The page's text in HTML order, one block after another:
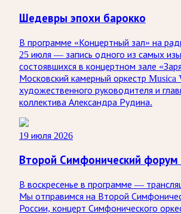
Шедевры эпохи барокко
В программе «Концертный зал» на
25 июля — запись одного из самых
состоявшихся в концертном зале
Московский камерный оркестр
художественного руководителя и
коллектива Александра Рудина.
19 июля 2026
Второй Симфонический форум
В воскресенье в программе —
Мы отправимся на Второй
России, концерт Симфонического